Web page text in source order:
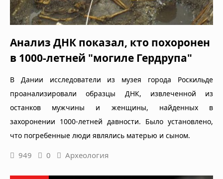
Анализ ДНК показал, кто похоронен
в 1000-летней "могиле Гердрупа"
В Дании исследователи из музея города Роскильде
проанализировали образцы ДНК, извлеченной из
останков мужчины и женщины, найденных в
захоронении 1000-летней давности. Было установлено,
что погребенные люди являлись матерью и сыном.
949 0 Археология